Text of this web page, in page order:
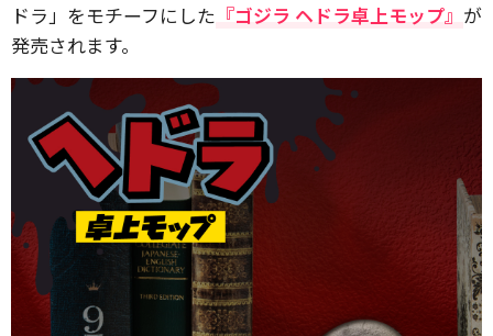
ドラ」をモチーフにした 『ゴジラ ヘドラ卓上モップ』 が
発売されます。